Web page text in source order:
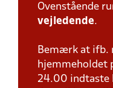
Ovenstående
vejledende.
Bemærk at ifb.
hjemmeholdet
24.00 indtaste